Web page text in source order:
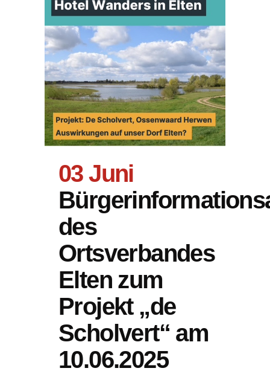
03 Juni
des
Ortsverbandes
Elten zum
Projekt „de
Scholvert“ am
10.06.2025